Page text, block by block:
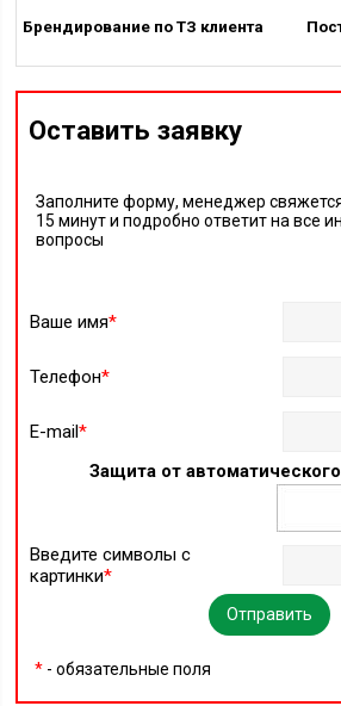
Брендирование по ТЗ клиента
Оставить заявку
Заполните форму, менеджер
15 минут и подробно ответит на все
вопросы
Ваше имя*
Телефон*
E-mail*
Защита от
Введите символы с
картинки*
*- обязательные поля